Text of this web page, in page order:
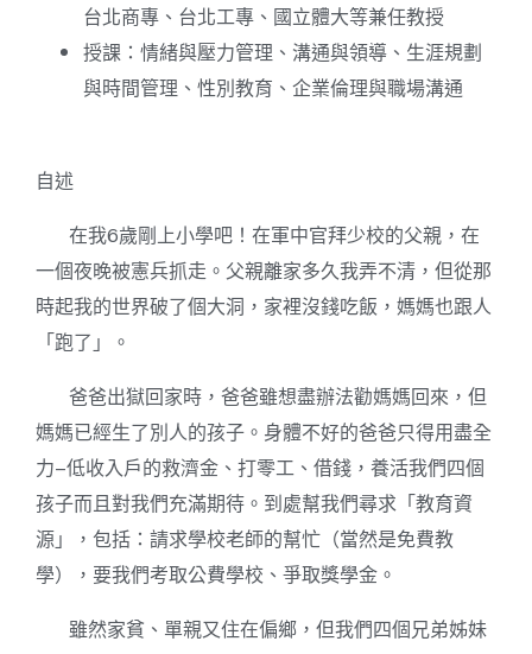
台北商專、台北工專、國立體大等兼任教授
授課：情緒與壓力管理、溝通與領導、生涯規劃
與時間管理、性別教育、企業倫理與職場溝通
自述
在我6歲剛上小學吧！在軍中官拜少校的父親，在
一個夜晚被憲兵抓走。父親離家多久我弄不清，但從那
時起我的世界破了個大洞，家裡沒錢吃飯，媽媽也跟人
「跑了」。
爸爸出獄回家時，爸爸雖想盡辦法勸媽媽回來，但
媽媽已經生了別人的孩子。身體不好的爸爸只得用盡全
力–低收入戶的救濟金、打零工、借錢，養活我們四個
孩子而且對我們充滿期待。到處幫我們尋求「教育資
源」，包括：請求學校老師的幫忙（當然是免費教
學），要我們考取公費學校、爭取獎學金。
雖然家貧、單親又住在偏鄉，但我們四個兄弟姊妹